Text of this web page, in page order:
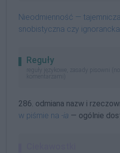
Nieodmienność —
snobistyczna czy
Reguły
reguły językowe, zasady pisowni
komentarzami)
286. odmiana nazw i
w piśmie na -ia — ogólnie